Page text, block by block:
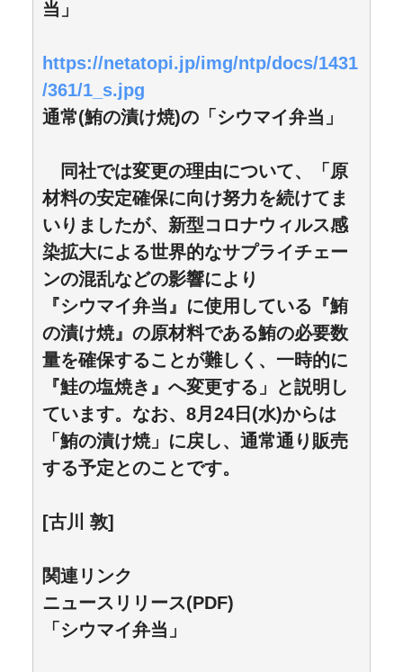
当」
https://netatopi.jp/img/ntp/docs/1431
/361/1_s.jpg
通常(鮪の漬け焼)の「シウマイ弁当」
同社では変更の理由について、「原
材料の安定確保に向け努力を続けてま
いりましたが、新型コロナウィルス感
染拡大による世界的なサプライチェー
ンの混乱などの影響により
『シウマイ弁当』に使用している『鮪
の漬け焼』の原材料である鮪の必要数
量を確保することが難しく、一時的に
『鮭の塩焼き』へ変更する」と説明し
ています。なお、8月24日(水)からは
「鮪の漬け焼」に戻し、通常通り販売
する予定とのことです。
[古川 敦]
関連リンク
ニュースリリース(PDF)
「シウマイ弁当」